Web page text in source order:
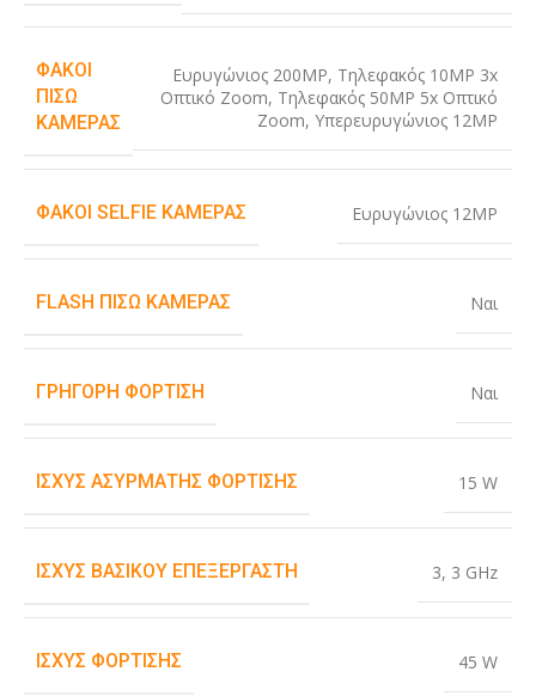
ΦΑΚΟΊ
ΠΊΣΩ
ΚΆΜΕΡΑΣ
Ευρυγώνιος 200MP, Τηλεφακός 10MP 3x
Οπτικό Zoom, Τηλεφακός 50MP 5x Οπτικό
Zoom, Υπερευρυγώνιος 12MP
ΦΑΚΟΊ SELFIE ΚΆΜΕΡΑΣ Ευρυγώνιος 12MP
FLASH ΠΊΣΩ ΚΆΜΕΡΑΣ Ναι
ΓΡΉΓΟΡΗ ΦΌΡΤΙΣΗ Ναι
ΙΣΧΎΣ ΑΣΎΡΜΑΤΗΣ ΦΌΡΤΙΣΗΣ 15 W
ΙΣΧΎΣ ΒΑΣΙΚΟΎ ΕΠΕΞΕΡΓΑΣΤΉ 3, 3 GHz
ΙΣΧΎΣ ΦΌΡΤΙΣΗΣ 45 W